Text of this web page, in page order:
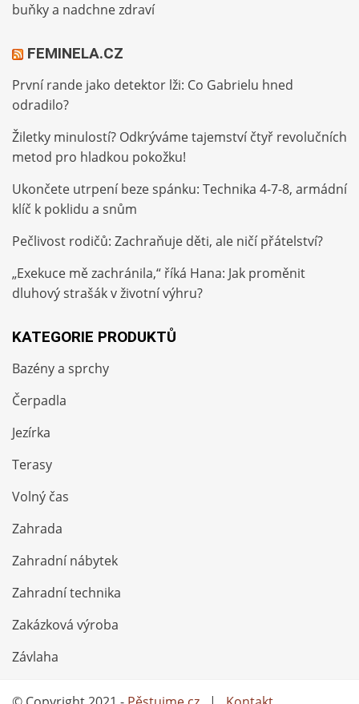
buňky a nadchne zdraví
FEMINELA.CZ
První rande jako detektor lži: Co Gabrielu hned
odradilo?
Žiletky minulostí? Odkrýváme tajemství čtyř revolučních
metod pro hladkou pokožku!
Ukončete utrpení beze spánku: Technika 4-7-8, armádní
klíč k poklidu a snům
Pečlivost rodičů: Zachraňuje děti, ale ničí přátelství?
„Exekuce mě zachránila,“ říká Hana: Jak proměnit
dluhový strašák v životní výhru?
KATEGORIE PRODUKTŮ
Bazény a sprchy
Čerpadla
Jezírka
Terasy
Volný čas
Zahrada
Zahradní nábytek
Zahradní technika
Zakázková výroba
Závlaha